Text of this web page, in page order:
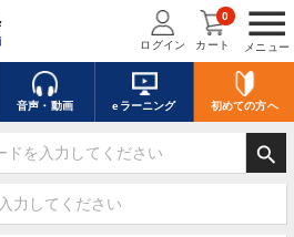
menu
メニュー
ログイン カート
0
音声・動画 eラーニング 初めての方へ
search